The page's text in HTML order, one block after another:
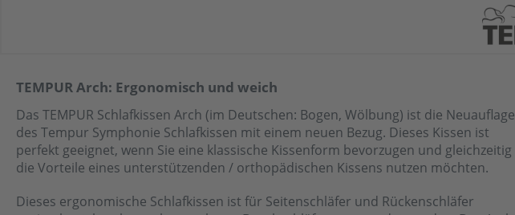
TEMPUR Arch: Ergonomisch und weich
Das TEMPUR Schlafkissen Arch (im Deutschen: Bogen, Wölbung) ist die Neuauflage
des Tempur Symphonie Schlafkissen mit einem neuen Bezug. Dieses Kissen ist
perfekt geeignet, wenn Sie eine klassische Kissenform bevorzugen und gleichzeitig
die Vorteile eines unterstützenden / orthopädischen Kissens nutzen möchten.
Dieses ergonomische Schlafkissen ist für Seitenschläfer und Rückenschläfer